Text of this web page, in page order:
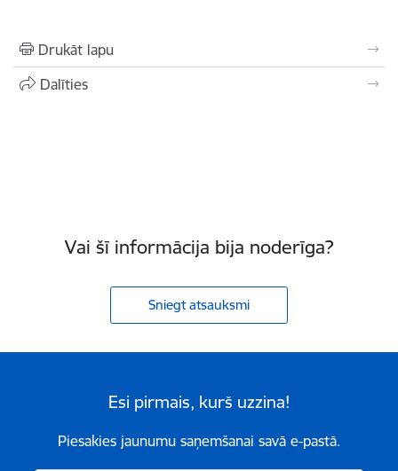
Drukāt lapu
Dalīties
Vai šī informācija bija noderīga?
Sniegt atsauksmi
Esi pirmais, kurš uzzina!
Piesakies jaunumu saņemšanai savā e-pastā.